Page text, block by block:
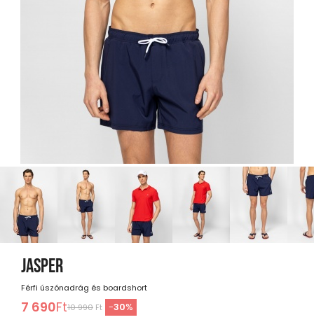
JASPER
Férfi úszónadrág és boardshort
7 690Ft10 990 Ft -30%